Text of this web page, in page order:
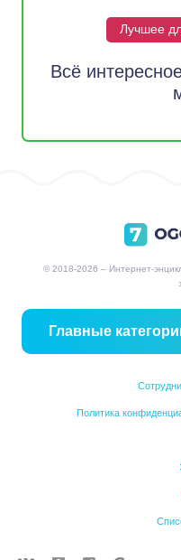
Лучшее
Всё
© 2018-2026 – Интернет-
Главные
Политика